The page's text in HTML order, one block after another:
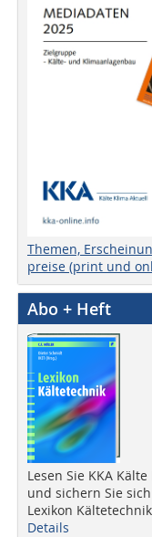
Themen,
preise (print und
Abo + Heft
Lesen Sie KKA
und sichern Sie
Lexikon
Details